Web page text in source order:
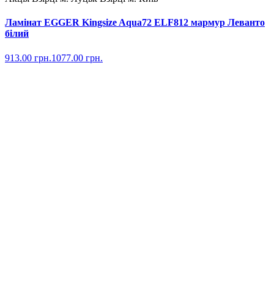
Ламінат EGGER Kingsize Aqua72 ELF812 мармур Леванто
білий
913.00 грн.1077.00 грн.